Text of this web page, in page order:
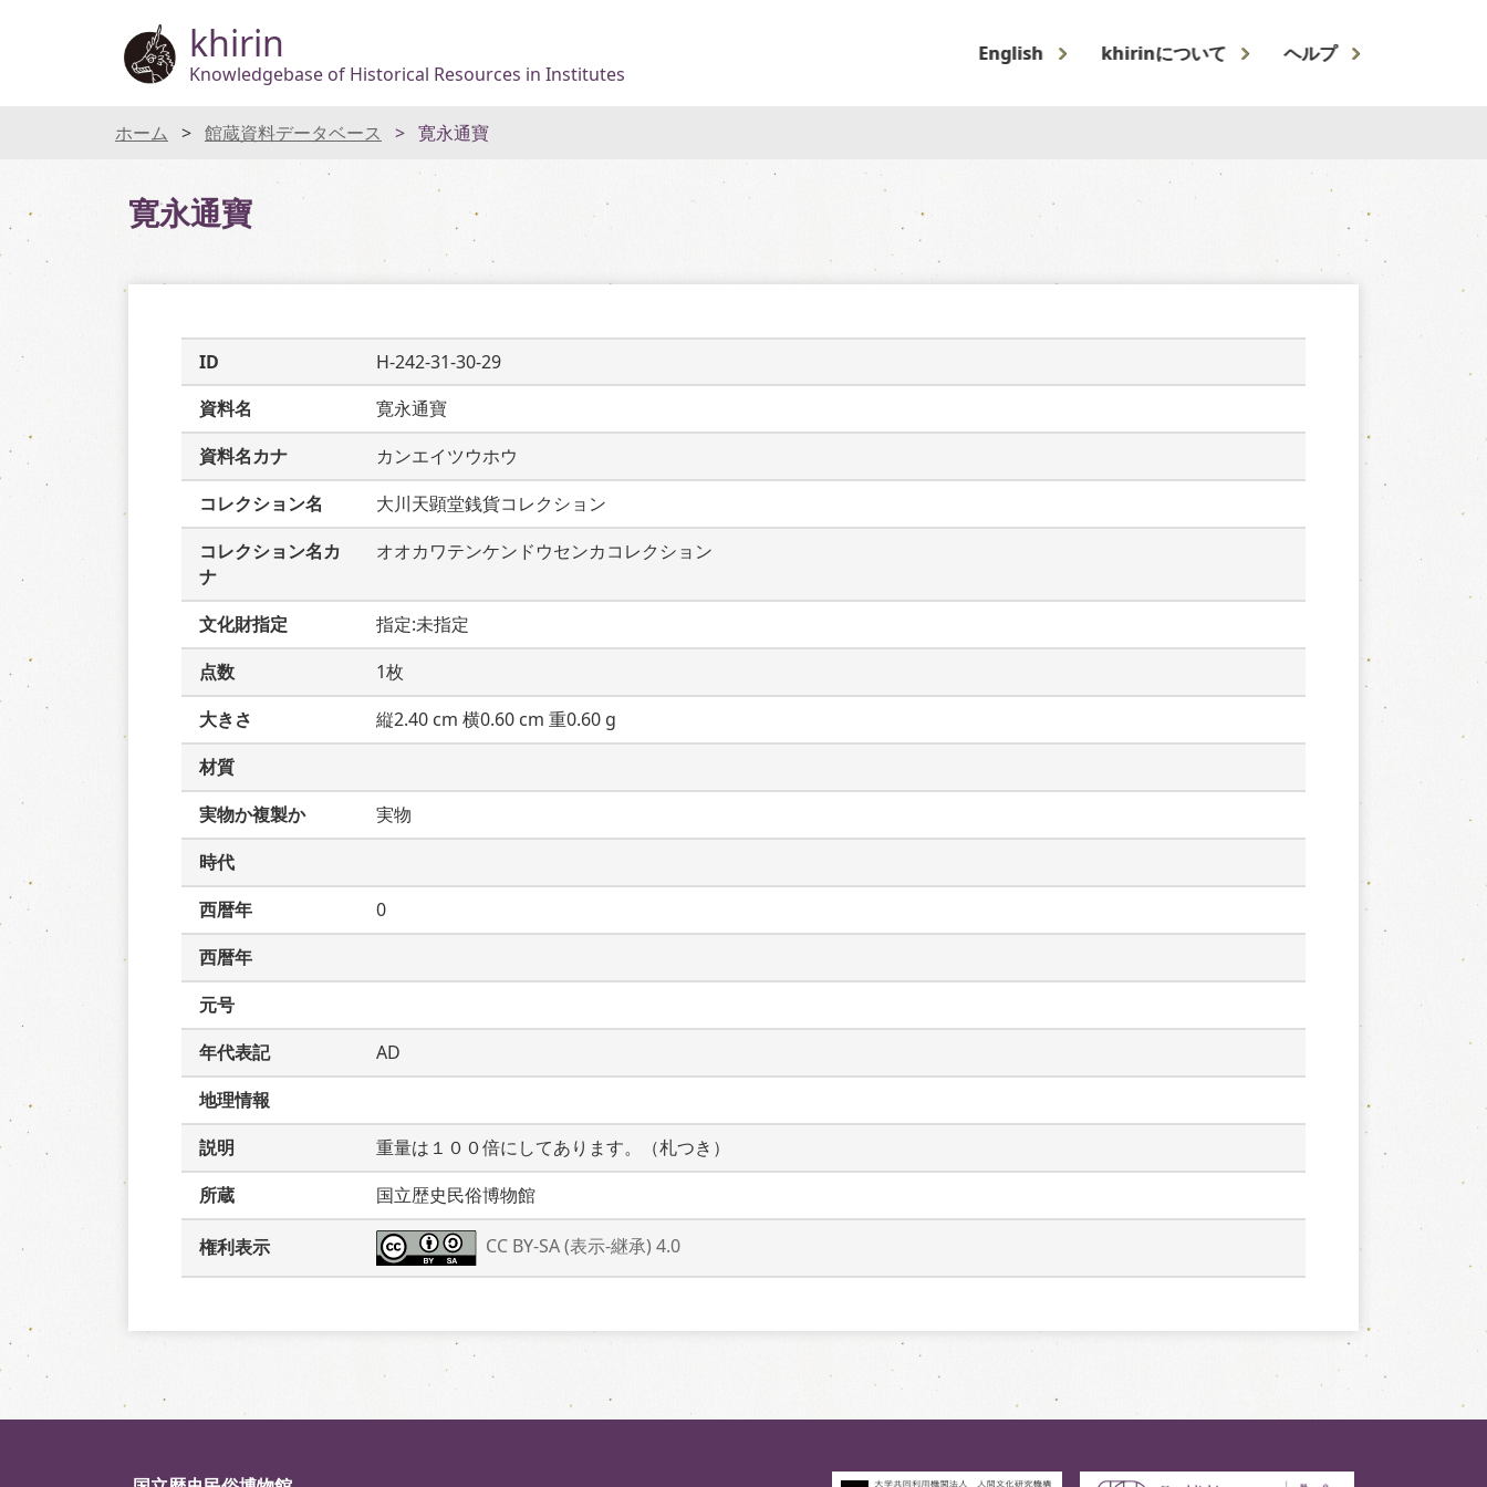
khirin
Knowledgebase of Historical Resources in Institutes
English khirinについて ヘルプ
ホーム 館蔵資料データベース 寛永通寶
寛永通寶
ID
H-242-31-30-29
資料名
寛永通寶
資料名カナ
カンエイツウホウ
コレクション名
大川天顕堂銭貨コレクション
コレクション名カ
ナ
オオカワテンケンドウセンカコレクション
文化財指定
指定:未指定
点数
1枚
大きさ
縦2.40 cm 横0.60 cm 重0.60 g
材質
実物か複製か
実物
時代
西暦年
0
西暦年
元号
年代表記
AD
地理情報
説明
重量は１００倍にしてあります。（札つき）
所蔵
国立歴史民俗博物館
権利表示 CC BY-SA (表示-継承) 4.0